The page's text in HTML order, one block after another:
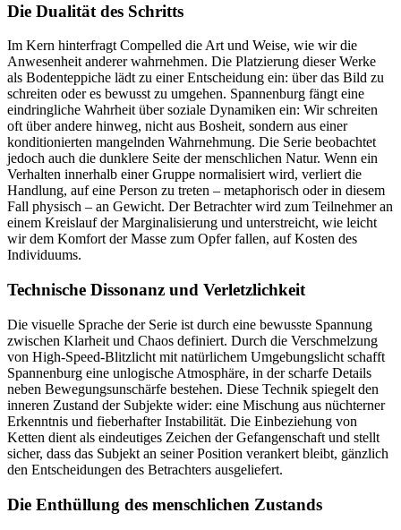
Die Dualität des Schritts
Im Kern hinterfragt Compelled die Art und Weise, wie wir die
Anwesenheit anderer wahrnehmen. Die Platzierung dieser Werke
als Bodenteppiche lädt zu einer Entscheidung ein: über das Bild zu
schreiten oder es bewusst zu umgehen. Spannenburg fängt eine
eindringliche Wahrheit über soziale Dynamiken ein: Wir schreiten
oft über andere hinweg, nicht aus Bosheit, sondern aus einer
konditionierten mangelnden Wahrnehmung. Die Serie beobachtet
jedoch auch die dunklere Seite der menschlichen Natur. Wenn ein
Verhalten innerhalb einer Gruppe normalisiert wird, verliert die
Handlung, auf eine Person zu treten – metaphorisch oder in diesem
Fall physisch – an Gewicht. Der Betrachter wird zum Teilnehmer an
einem Kreislauf der Marginalisierung und unterstreicht, wie leicht
wir dem Komfort der Masse zum Opfer fallen, auf Kosten des
Individuums.
Technische Dissonanz und Verletzlichkeit
Die visuelle Sprache der Serie ist durch eine bewusste Spannung
zwischen Klarheit und Chaos definiert. Durch die Verschmelzung
von High-Speed-Blitzlicht mit natürlichem Umgebungslicht schafft
Spannenburg eine unlogische Atmosphäre, in der scharfe Details
neben Bewegungsunschärfe bestehen. Diese Technik spiegelt den
inneren Zustand der Subjekte wider: eine Mischung aus nüchterner
Erkenntnis und fieberhafter Instabilität. Die Einbeziehung von
Ketten dient als eindeutiges Zeichen der Gefangenschaft und stellt
sicher, dass das Subjekt an seiner Position verankert bleibt, gänzlich
den Entscheidungen des Betrachters ausgeliefert.
Die Enthüllung des menschlichen Zustands